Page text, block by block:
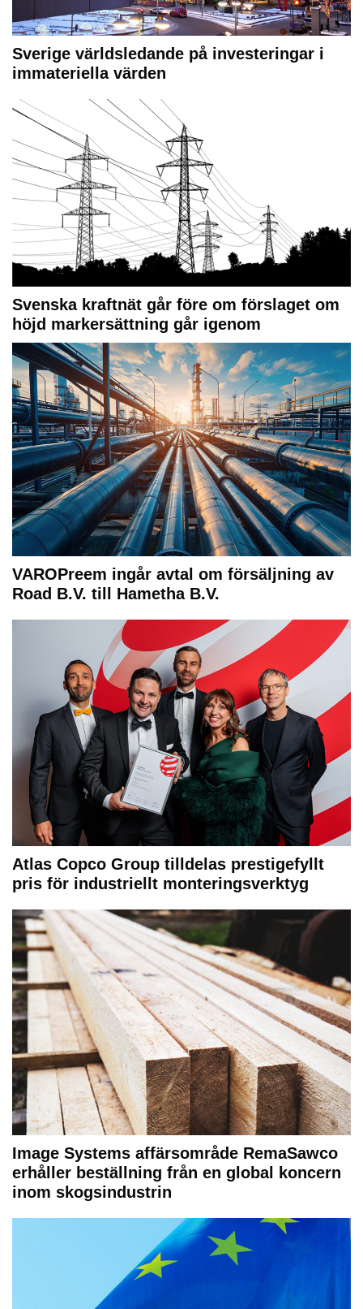
Sverige världsledande på investeringar i
immateriella värden
Svenska kraftnät går före om förslaget om
höjd markersättning går igenom
VAROPreem ingår avtal om försäljning av
Road B.V. till Hametha B.V.
Atlas Copco Group tilldelas prestigefyllt
pris för industriellt monteringsverktyg
Image Systems affärsområde RemaSawco
erhåller beställning från en global koncern
inom skogsindustrin